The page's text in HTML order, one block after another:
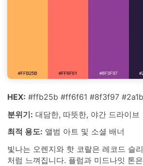
HEX: #ffb25b #ff6f61 #8f3f97
분위기: 대담한, 따뜻한, 야간 드라이브
최적 용도: 앨범 아트 및 소셜 배너
빛나는 오렌지와 핫 코랄은 레코드 슬
처럼 느껴집니다. 플럼과 미드나잇 톤